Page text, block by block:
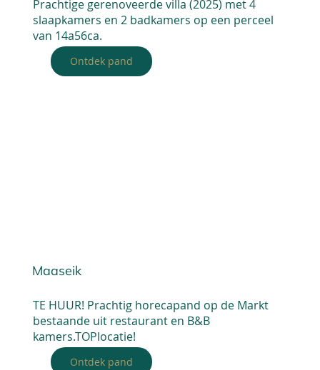
Prachtige gerenoveerde villa (2025) met 4
slaapkamers en 2 badkamers op een perceel
van 14a56ca.
Ontdek pand
Maaseik
TE HUUR! Prachtig horecapand op de Markt
bestaande uit restaurant en B&B
kamers.TOPlocatie!
Ontdek pand